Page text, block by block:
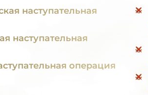
наступательная
наступательная
операция